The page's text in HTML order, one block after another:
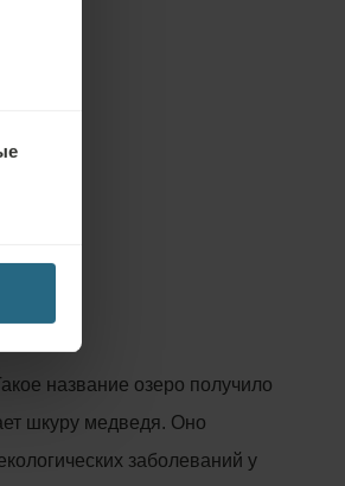
название озеро получило
шкуру медведя. Оно
заболеваний у